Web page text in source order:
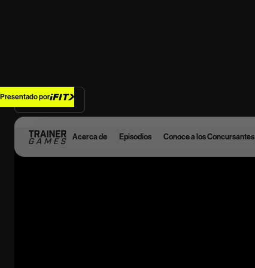
Acerca de Episodios Conoce a los Concursantes
Presentado porBack Home